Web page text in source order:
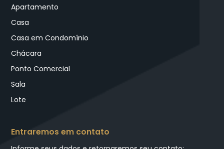
Apartamento
Casa
Casa em Condomínio
Chácara
Ponto Comercial
Sala
Lote
Entraremos em contato